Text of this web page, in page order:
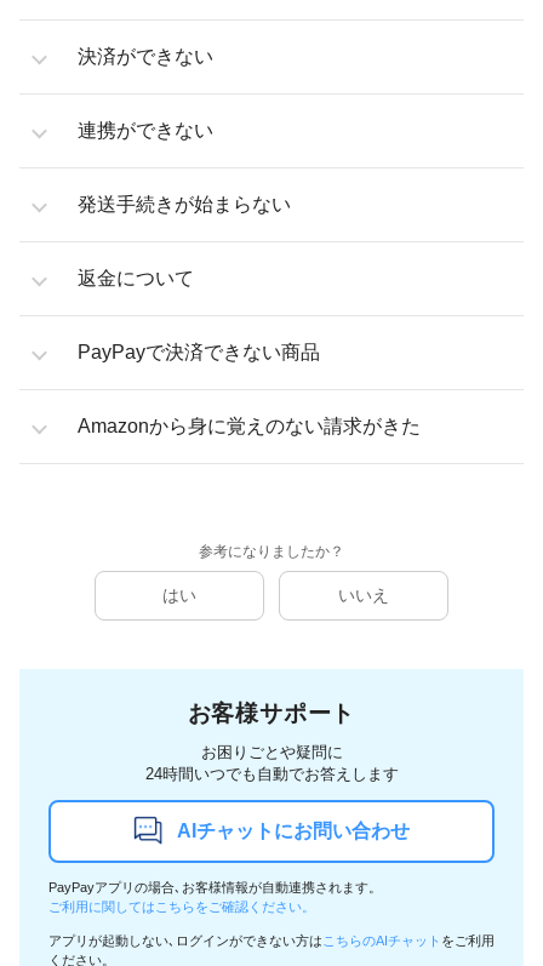
決済ができない
連携ができない
発送手続きが始まらない
返金について
PayPayで決済できない商品
Amazonから身に覚えのない請求がきた
参考になりましたか？
はい いいえ
お客様サポート
お困りごとや疑問に
24時間いつでも自動でお答えします
AIチャットにお問い合わせ
PayPayアプリの場合､お客様情報が自動連携されます。
ご利用に関してはこちらをご確認ください。
アプリが起動しない､ログインができない方は こちらのAIチャット をご利用
ください。